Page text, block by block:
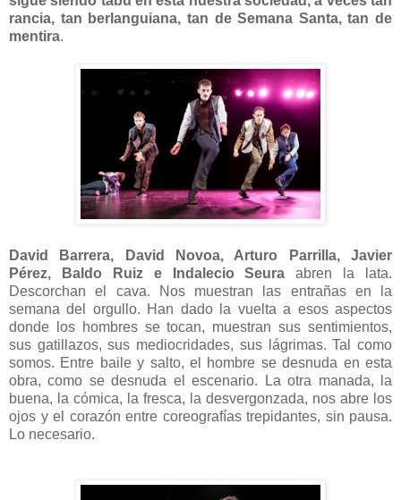
rancia, tan berlanguiana, tan de Semana Santa, tan de
mentira.
David Barrera, David Novoa, Arturo Parrilla, Javier
Pérez, Baldo Ruiz e Indalecio Seura abren la lata.
Descorchan el cava. Nos muestran las entrañas en la
semana del orgullo. Han dado la vuelta a esos aspectos
donde los hombres se tocan, muestran sus sentimientos,
sus gatillazos, sus mediocridades, sus lágrimas. Tal como
somos. Entre baile y salto, el hombre se desnuda en esta
obra, como se desnuda el escenario. La otra manada, la
buena, la cómica, la fresca, la desvergonzada, nos abre los
ojos y el corazón entre coreografías trepidantes, sin pausa.
Lo necesario.